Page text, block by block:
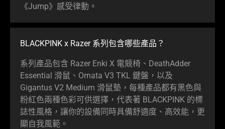
《Jump》感受律動 。
BLACKPINK x Razer 系列包含哪些產品 ？
系列產品包含 Razer Enki X 電競椅、DeathAdder
Essential 滑鼠、Ornata V3 TKL 鍵盤，以及
Gigantus V2 Medium 滑鼠墊，每種產品都有黑色與
粉紅色兩種色彩可供選擇，代表著 BLACKPINK 的標
誌性風格，讓你的設備同時具備舒適度、高效能，更
顯自我風範 。